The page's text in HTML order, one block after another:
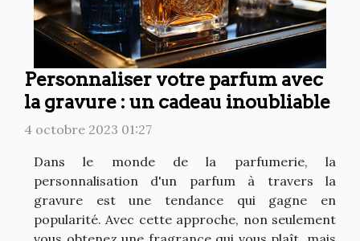
Personnaliser votre parfum avec
la gravure : un cadeau inoubliable
4 octobre 2023 01:27
Dans le monde de la parfumerie, la
personnalisation d'un parfum à travers la
gravure est une tendance qui gagne en
popularité. Avec cette approche, non seulement